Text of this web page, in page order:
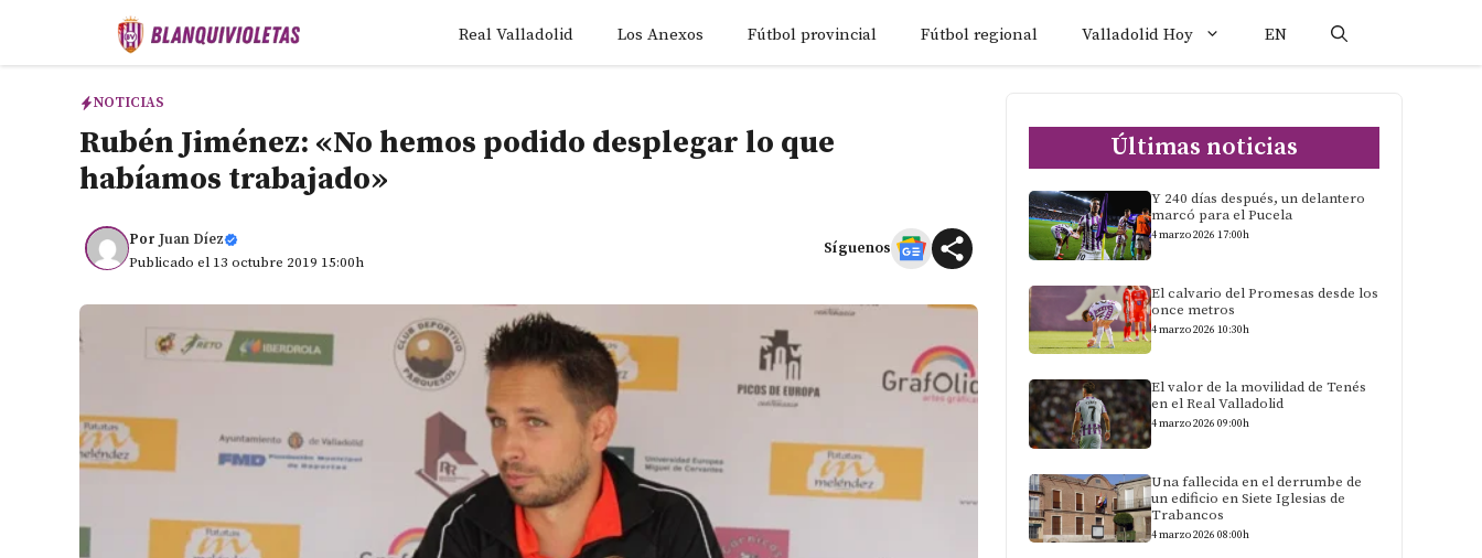
Real Valladolid Los Anexos Fútbol provincial Fútbol regional Valladolid Hoy EN
NOTICIAS
Rubén Jiménez: «No hemos podido desplegar lo que
habíamos trabajado»
Por Juan Díez
Publicado el 13 octubre 2019 15:00h
Síguenos
Últimas noticias
Y 240 días después, un delantero
marcó para el Pucela
4 marzo 2026 17:00h
El calvario del Promesas desde los
once metros
4 marzo 2026 10:30h
El valor de la movilidad de Tenés
en el Real Valladolid
4 marzo 2026 09:00h
Una fallecida en el derrumbe de
un edificio en Siete Iglesias de
Trabancos
4 marzo 2026 08:00h